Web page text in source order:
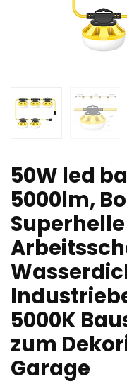
50W led
5000lm,
Superhelle
5000K
zum
Garage